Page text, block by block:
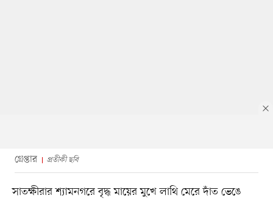
গ্রেপ্তার প্রতীকী ছবি
সাতক্ষীরার শ্যামনগরে বৃদ্ধ মায়ের মুখে লাথি মেরে দাঁত ভেঙে